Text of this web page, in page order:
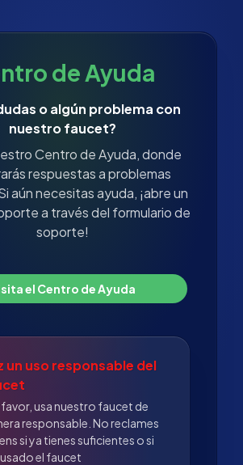
de Ayuda
o algún problema con
nuestro faucet?
Centro de Ayuda, donde
respuestas a problemas
aún necesitas ayuda, ¡abre un
a través del formulario de
soporte!
el Centro de Ayuda
un uso responsable del
usa nuestro faucet de
responsable. No reclames
si ya tienes suficientes o si
el faucet